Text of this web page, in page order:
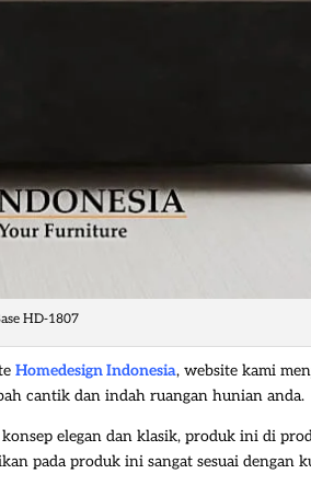
HD-1807
Homedesign Indonesia, website kami
cantik dan indah ruangan hunian anda.
elegan dan klasik, produk ini di
pada produk ini sangat sesuai dengan